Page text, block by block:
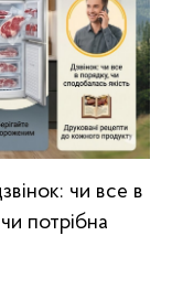
чи все в
потрібна